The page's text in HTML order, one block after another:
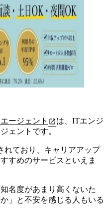
ージェント
は、ITエンジ
ェントです。
れており、キャリアアップ
すめのサービスといえま
名度があまり高くないた
」と不安を感じる人もいる